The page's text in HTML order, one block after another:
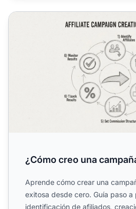
¿Cómo creo una campaña de
¿Cómo creo una
Aprende cómo crear una
exitosa desde cero. Guía paso a
identificación de afiliados,